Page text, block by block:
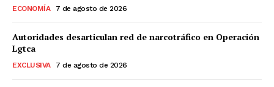
ECONOMÍA 7 de agosto de 2026
Autoridades desarticulan red de narcotráfico en Operación
Lgtca
EXCLUSIVA 7 de agosto de 2026